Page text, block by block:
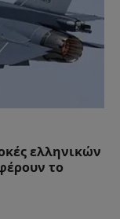
ελληνικών
το